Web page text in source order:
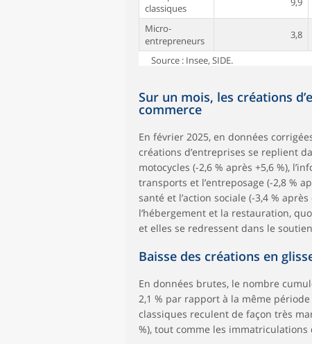
classiques
Micro-
entrepreneurs
3,8
Source : Insee, SIDE.
Sur un mois, les créations
commerce
En février 2025, en données
créations d’entreprises se replient
motocycles (-2,6 % après +5,6 %),
transports et l’entreposage (-2,8 %
santé et l’action sociale (-3,4 %
l’hébergement et la restauration,
et elles se redressent dans le
Baisse des créations en
En données brutes, le nombre
2,1 % par rapport à la même
classiques reculent de façon très
%), tout comme les